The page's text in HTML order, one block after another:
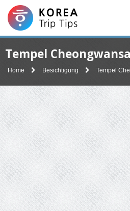
Tempel
Home Besichtigung Tempel